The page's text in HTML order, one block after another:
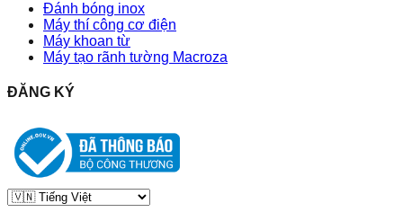
Đánh bóng inox
Máy thí công cơ điện
Máy khoan từ
Máy tạo rãnh tường Macroza
ĐĂNG KÝ